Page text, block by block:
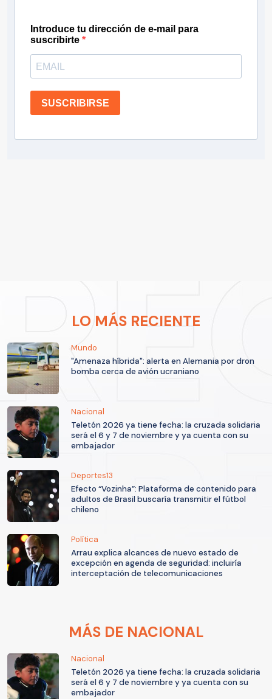
Introduce tu dirección de e-mail para
suscribirte
SUSCRIBIRSE
LO MÁS RECIENTE
Mundo
"Amenaza híbrida": alerta en Alemania por dron
bomba cerca de avión ucraniano
Nacional
Teletón 2026 ya tiene fecha: la cruzada solidaria
será el 6 y 7 de noviembre y ya cuenta con su
embajador
Deportes13
Efecto “Vozinha”: Plataforma de contenido para
adultos de Brasil buscaría transmitir el fútbol
chileno
Política
Arrau explica alcances de nuevo estado de
excepción en agenda de seguridad: incluiría
interceptación de telecomunicaciones
MÁS DE NACIONAL
Nacional
Teletón 2026 ya tiene fecha: la cruzada solidaria
será el 6 y 7 de noviembre y ya cuenta con su
embajador